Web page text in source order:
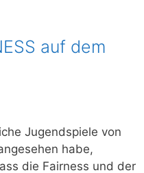
auf dem
Jugendspiele von
habe,
die Fairness und der